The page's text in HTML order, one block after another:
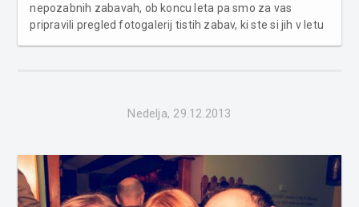
nepozabnih zabavah, ob koncu leta pa smo za vas
pripravili pregled fotogalerij tistih zabav, ki ste si jih v letu
Nedelja, 29.12.2013